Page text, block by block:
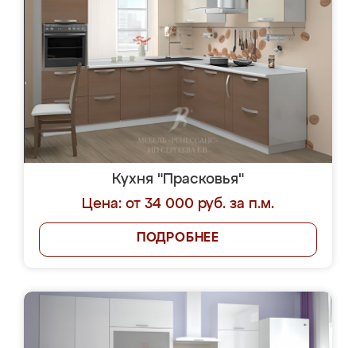
Кухня "Прасковья"
Цена: от 34 000 руб. за п.м.
ПОДРОБНЕЕ